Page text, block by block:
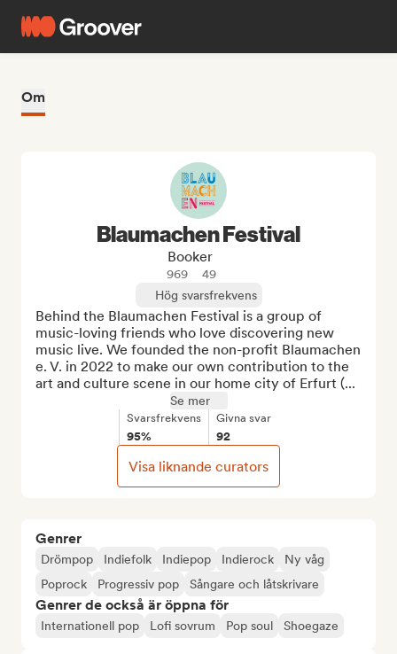
Om
Genrer
Drömpop Indiefolk Indiepop Indierock
Ny våg
Poprock
Progressiv pop Sångare och låtskrivare
Genrer de också är öppna för
Internationell pop Lofi sovrum Pop soul Shoegaze
Blaumachen Festival
Booker
969
49
Hög svarsfrekvens
Behind the Blaumachen Festival is a group of
music-loving friends who love discovering new
music live. We founded the non-profit Blaumachen
e. V. in 2022 to make our own contribution to the
art and culture scene in our home city of Erfurt (...
Se mer
Svarsfrekvens
95%
Givna svar
92
Visa liknande curators